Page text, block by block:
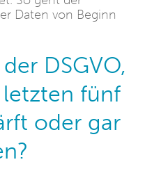
Daten von Beginn
DSGVO,
fünf
oder gar